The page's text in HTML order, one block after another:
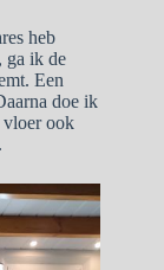
heb
ga ik de
Een
doe ik
vloer ook